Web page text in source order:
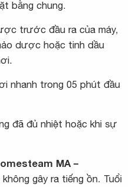
bằng chung.
trước đầu ra của máy,
dược hoặc tinh dầu
nhanh trong 05 phút đầu
đã đủ nhiệt hoặc khi sự
MA –
gây ra tiếng ồn. Tuổi